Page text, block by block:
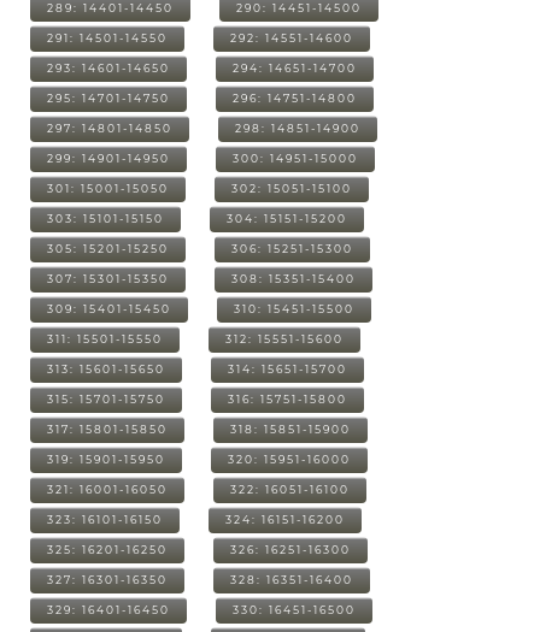
289: 14401-14450 290: 14451-14500
291: 14501-14550 292: 14551-14600
293: 14601-14650 294: 14651-14700
295: 14701-14750 296: 14751-14800
297: 14801-14850 298: 14851-14900
299: 14901-14950 300: 14951-15000
301: 15001-15050 302: 15051-15100
303: 15101-15150 304: 15151-15200
305: 15201-15250 306: 15251-15300
307: 15301-15350 308: 15351-15400
309: 15401-15450 310: 15451-15500
311: 15501-15550 312: 15551-15600
313: 15601-15650 314: 15651-15700
315: 15701-15750 316: 15751-15800
317: 15801-15850 318: 15851-15900
319: 15901-15950 320: 15951-16000
321: 16001-16050 322: 16051-16100
323: 16101-16150 324: 16151-16200
325: 16201-16250 326: 16251-16300
327: 16301-16350 328: 16351-16400
329: 16401-16450 330: 16451-16500